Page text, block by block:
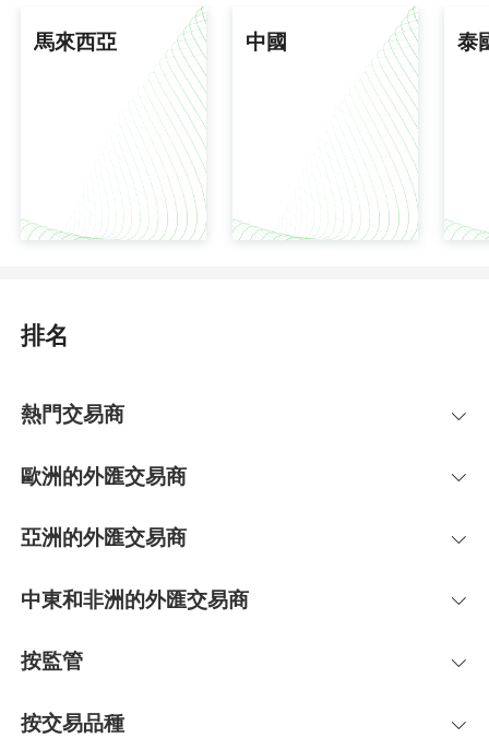
馬來西亞 中國 泰
排名
熱門交易商
歐洲的外匯交易商
亞洲的外匯交易商
中東和非洲的外匯交易商
按監管
按交易品種